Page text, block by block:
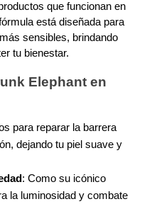
que funcionan en
está diseñada para
sensibles, brindando
tu bienestar.
Elephant en
para reparar la barrera
dejando tu piel suave y
: Como su icónico
la luminosidad y combate